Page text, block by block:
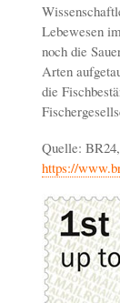
Lebewesen
noch die
Arten
die
Quelle:
https://